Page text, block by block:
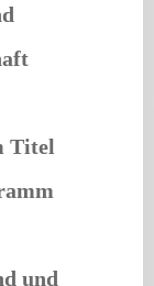
Titel
und